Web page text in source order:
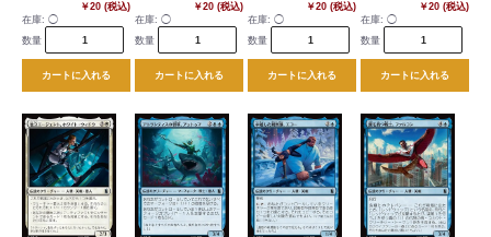
￥20 (税込)
在庫: ◯
数量
カートに入れる
￥20 (税込)
在庫: ◯
数量
カートに入れる
￥20 (税込)
在庫: ◯
数量
カートに入れる
￥20 (税込)
在庫: ◯
数量
カートに入れる